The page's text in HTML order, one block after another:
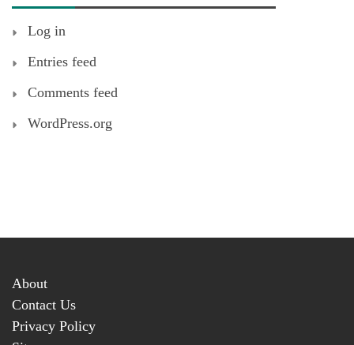
Log in
Entries feed
Comments feed
WordPress.org
About
Contact Us
Privacy Policy